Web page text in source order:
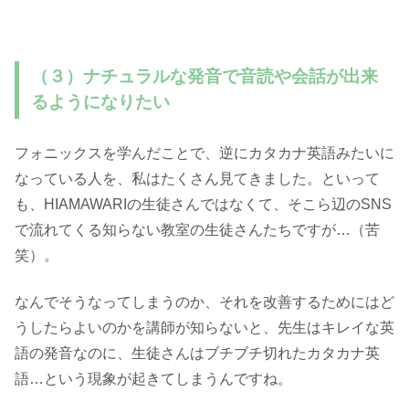
（３）ナチュラルな発音で音読や会話が出来
るようになりたい
フォニックスを学んだことで、逆にカタカナ英語みたいに
なっている人を、私はたくさん見てきました。といって
も、HIAMAWARIの生徒さんではなくて、そこら辺のSNS
で流れてくる知らない教室の生徒さんたちですが…（苦
笑）。
なんでそうなってしまうのか、それを改善するためにはど
うしたらよいのかを講師が知らないと、先生はキレイな英
語の発音なのに、生徒さんはブチブチ切れたカタカナ英
語…という現象が起きてしまうんですね。